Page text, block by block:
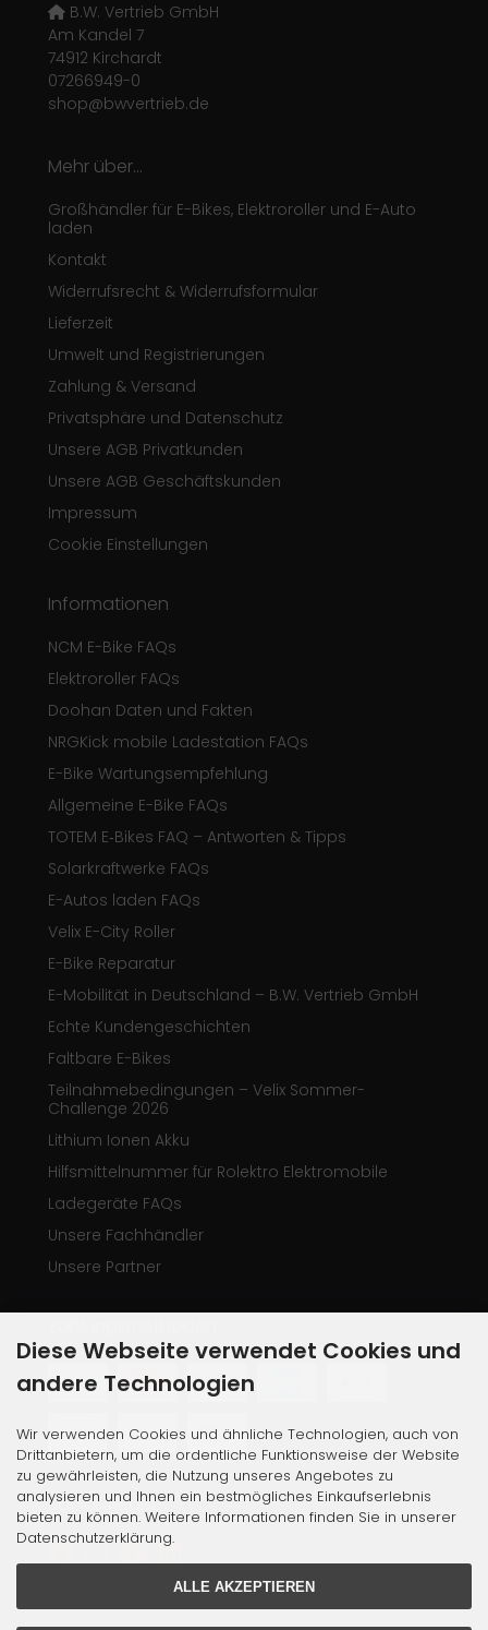
B.W. Vertrieb GmbH
Am Kandel 7
74912 Kirchardt
07266949-0
shop@bwvertrieb.de
Mehr über...
Großhändler für E-Bikes, Elektroroller und E-Auto
laden
Kontakt
Widerrufsrecht & Widerrufsformular
Lieferzeit
Umwelt und Registrierungen
Zahlung & Versand
Privatsphäre und Datenschutz
Unsere AGB Privatkunden
Unsere AGB Geschäftskunden
Impressum
Cookie Einstellungen
Informationen
NCM E-Bike FAQs
Elektroroller FAQs
Doohan Daten und Fakten
NRGKick mobile Ladestation FAQs
E-Bike Wartungsempfehlung
Allgemeine E-Bike FAQs
TOTEM E‑Bikes FAQ – Antworten & Tipps
Solarkraftwerke FAQs
E-Autos laden FAQs
Velix E-City Roller
E-Bike Reparatur
E-Mobilität in Deutschland – B.W. Vertrieb GmbH
Echte Kundengeschichten
Faltbare E-Bikes
Teilnahmebedingungen – Velix Sommer-
Challenge 2026
Lithium Ionen Akku
Hilfsmittelnummer für Rolektro Elektromobile
Ladegeräte FAQs
Unsere Fachhändler
Unsere Partner
Social Media
Diese Webseite verwendet Cookies und
andere Technologien
Wir verwenden Cookies und ähnliche Technologien, auch von
Drittanbietern, um die ordentliche Funktionsweise der Website
zu gewährleisten, die Nutzung unseres Angebotes zu
analysieren und Ihnen ein bestmögliches Einkaufserlebnis
bieten zu können. Weitere Informationen finden Sie in unserer
Datenschutzerklärung.
ALLE AKZEPTIEREN